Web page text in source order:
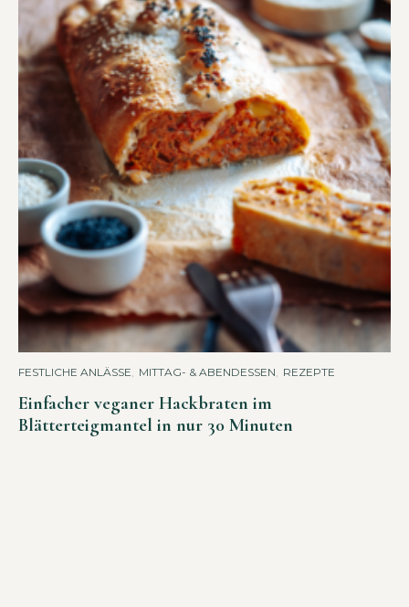
FESTLICHE ANLÄSSE MITTAG- & ABENDESSEN REZEPTE
Einfacher veganer Hackbraten im
Blätterteigmantel in nur 30 Minuten